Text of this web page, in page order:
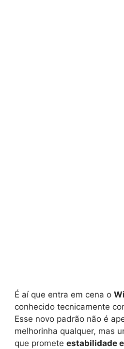
É aí que entra em cena o
conhecido tecnicamente
Esse novo padrão não é
melhorinha qualquer, mas
que promete estabilidade